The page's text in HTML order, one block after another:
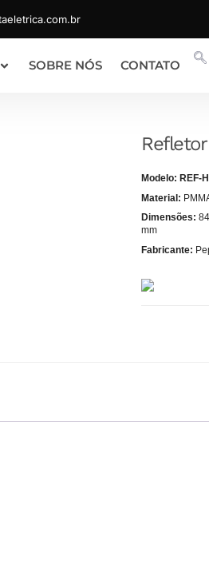
SOBRE NÓS CONTATO
Modelo: REF-
Material:
Dimensões:
mm
Fabricante: